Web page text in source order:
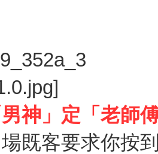
男神」定「老師
既客要求你按